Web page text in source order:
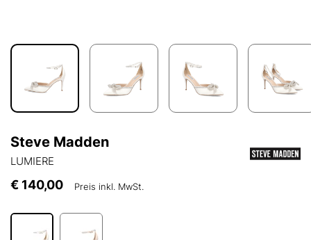
Steve Madden
LUMIERE
€ 140,00 Preis inkl. MwSt.